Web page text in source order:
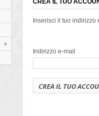
CREA IL TUO
Inserisci il tuo indirizzo
Indirizzo e-mail